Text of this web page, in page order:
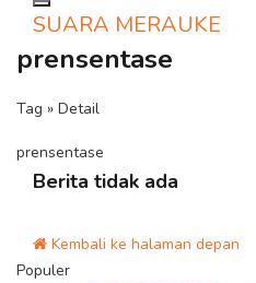
Toggle navigation
SUARA MERAUKE
prensentase
Tag » Detail
prensentase
Berita tidak ada
Kembali ke halaman depan
Populer